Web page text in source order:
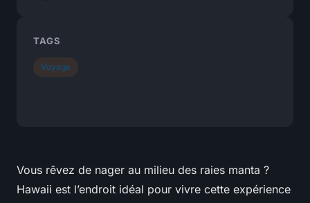
Vous rêvez de nager au milieu des raies manta ?
Hawaii est l’endroit idéal pour vivre cette expérience
TAGS
Voyage